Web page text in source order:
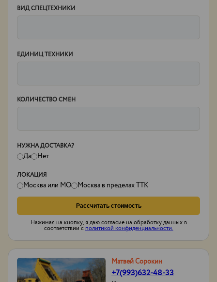
ВИД СПЕЦТЕХНИКИ
ЕДИНИЦ ТЕХНИКИ
КОЛИЧЕСТВО СМЕН
НУЖНА ДОСТАВКА?
Да Нет
ЛОКАЦИЯ
Москва или МО Москва в пределах ТТК
Рассчитать стоимость
Нажимая на кнопку, я даю согласие на обработку данных в
соответствии с политикой конфиденциальности.
Матвей Сорокин
+7(993)632-48-33